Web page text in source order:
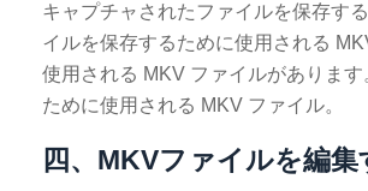
キャプチャされたファイルを保存す
イルを保存するために使用される
使用される MKV ファイルがありま
ために使用される MKV ファイル。
四、MKVファイルを編集